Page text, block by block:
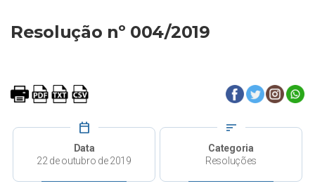
Resolução nº 004/2019
calendar_today
Data
22 de outubro de 2019
sort
Categoria
Resoluções